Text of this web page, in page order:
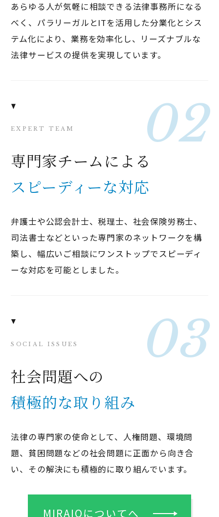
あらゆる人が気軽に相談できる法律事務所になる
べく、パラリーガルとITを活用した分業化とシス
テム化により、業務を効率化し、リーズナブルな
法律サービスの提供を実現しています。
EXPERT TEAM
専門家チームによる
スピーディーな対応
弁護士や公認会計士、税理士、社会保険労務士、
司法書士などといった専門家のネットワークを構
築し、幅広いご相談にワンストップでスピーディ
ーな対応を可能としました。
SOCIAL ISSUES
社会問題への
積極的な取り組み
法律の専門家の使命として、人権問題、環境問
題、貧困問題などの社会問題に正面から向き合
い、その解決にも積極的に取り組んでいます。
MIRAIOについてへ